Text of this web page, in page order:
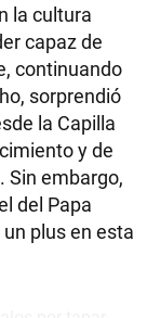
la cultura
capaz de
continuando
sorprendió
la Capilla
y de
Sin embargo,
del Papa
plus en esta